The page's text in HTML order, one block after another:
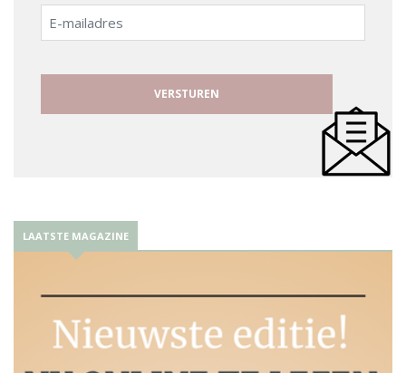
E-
mailadres
LAATSTE MAGAZINE